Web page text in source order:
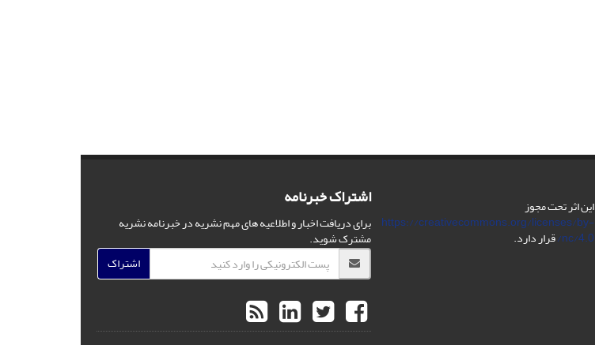
این اثر تحت مجوز
https://creativecommons.org/licenses/by-
nc/4.0/ قرار دارد.
اشتراک خبرنامه
برای دریافت اخبار و اطلاعیه های مهم نشریه در خبرنامه نشریه
مشترک شوید.
اشتراک